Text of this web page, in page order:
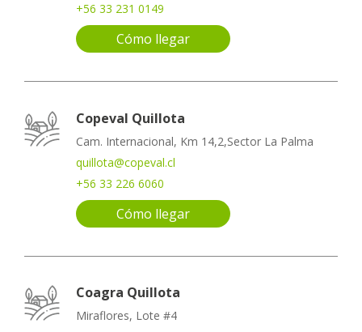
+56 33 231 0149
Cómo llegar
Copeval Quillota
Cam. Internacional, Km 14,2,Sector La Palma
quillota@copeval.cl
+56 33 226 6060
Cómo llegar
Coagra Quillota
Miraflores, Lote #4